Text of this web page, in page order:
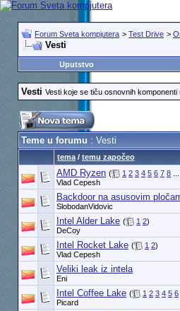
Forum Sveta kompjutera > Test Drive >
Vesti
Uputstvo
Vesti Vesti koje se tiču osnovnih
Teme u forumu: Vesti
tema/ temu započeo
AMD Ryzen ( 1 2 3 4 5 6 7 8...
Vlad Cepesh
Backdoor na asusovim
SlobodanVidovic
Intel Alder Lake ( 1 2)
DeCoy
Intel Rocket Lake ( 1 2)
Vlad Cepesh
Veliki leak iz intela
Eni
Intel Coffee Lake ( 1 2 3 4 5 6
Picard